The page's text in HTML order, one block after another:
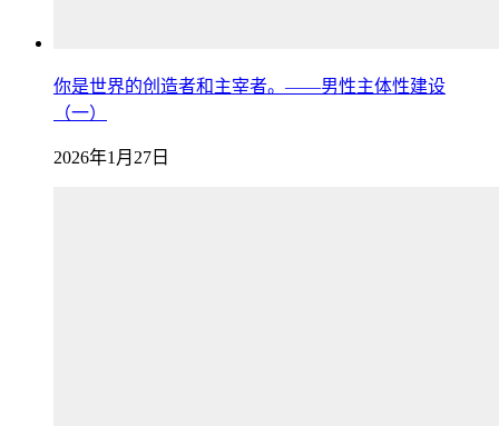
你是世界的创造者和主宰者。——男性主体性建设
（一）
2026年1月27日